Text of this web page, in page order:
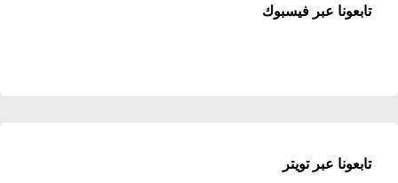
تابعونا عبر فيسبوك
تابعونا عبر تويتر